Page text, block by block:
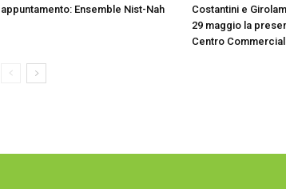
appuntamento: Ensemble Nist-Nah
Costantini e
29 maggio la
Centro